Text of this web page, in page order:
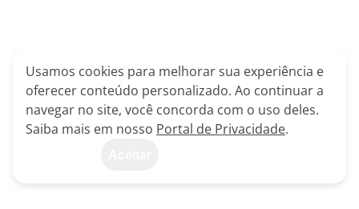
Usamos cookies para melhorar sua experiência e
oferecer conteúdo personalizado. Ao continuar a
navegar no site, você concorda com o uso deles.
Saiba mais em nosso Portal de Privacidade.